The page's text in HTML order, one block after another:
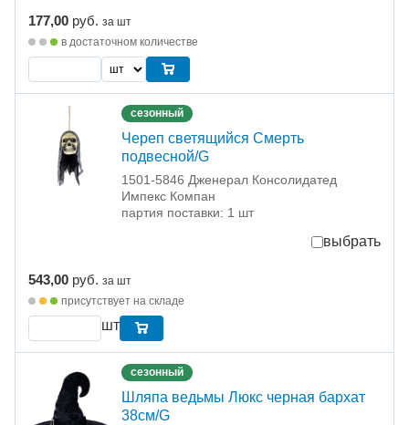
177,00 руб. за шт
в достаточном количестве
сезонный
Череп светящийся Смерть
подвесной/G
1501-5846 Дженерал Консолидатед
Импекс Компан
партия поставки: 1 шт
выбрать
543,00 руб. за шт
присутствует на складе
шт
сезонный
Шляпа ведьмы Люкс черная бархат
38см/G